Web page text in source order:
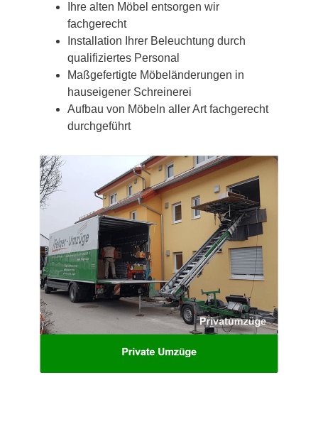
Ihre alten Möbel entsorgen wir
fachgerecht
Installation Ihrer Beleuchtung durch
qualifiziertes Personal
Maßgefertigte Möbeländerungen in
hauseigener Schreinerei
Aufbau von Möbeln aller Art fachgerecht
durchgeführt